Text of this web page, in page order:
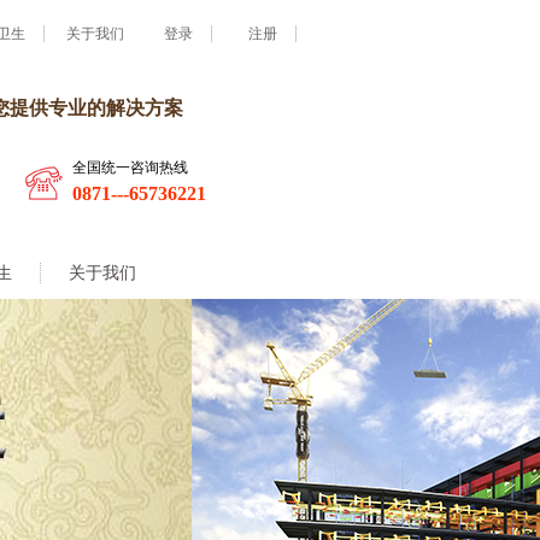
生 关于我们 登录 注册
提供专业的解决方案
全国统一咨询热线
0871---65736221
关于我们